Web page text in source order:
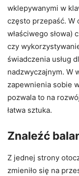
wklepywanymi w
często przepaść. W
właściwego słowa)
czy
świadczenia usług
nadzwyczajnym. W
zapewnienia sobie
pozwala to na
łatwa sztuka.
Znaleźć
Z jednej strony
zmieniło się na